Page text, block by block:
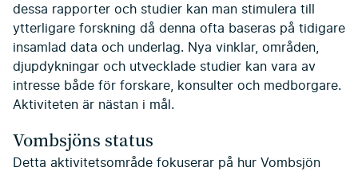
dessa rapporter och studier kan man stimulera till
ytterligare forskning då denna ofta baseras på tidigare
insamlad data och underlag. Nya vinklar, områden,
djupdykningar och utvecklade studier kan vara av
intresse både för forskare, konsulter och medborgare.
Aktiviteten är nästan i mål.
Vombsjöns status
Detta aktivitetsområde fokuserar på hur Vombsjön